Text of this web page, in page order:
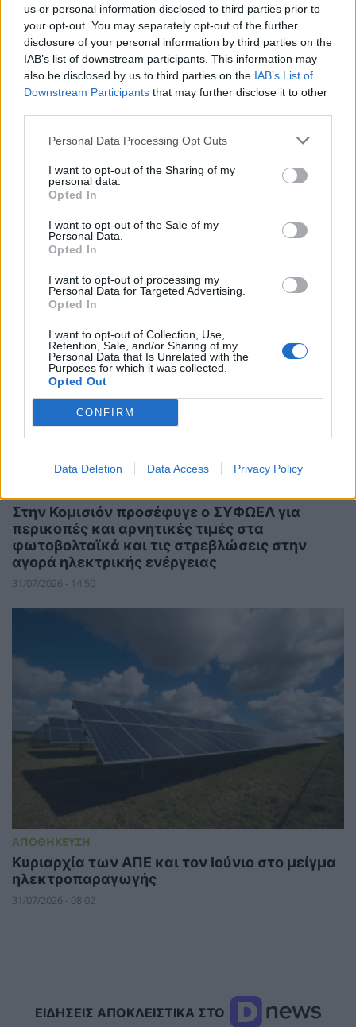
us or personal information disclosed to third parties prior to
your opt-out. You may separately opt-out of the further
disclosure of your personal information by third parties on the
IAB’s list of downstream participants. This information may
also be disclosed by us to third parties on the IAB’s List of
Downstream Participants that may further disclose it to other
Personal Data Processing Opt Outs
I want to opt-out of the Sharing of my
personal data.
Opted In
I want to opt-out of the Sale of my
Personal Data.
Opted In
I want to opt-out of processing my
Personal Data for Targeted Advertising.
Opted In
I want to opt-out of Collection, Use,
Retention, Sale, and/or Sharing of my
Personal Data that Is Unrelated with the
Purposes for which it was collected.
Opted Out
CONFIRM
Data Deletion Data Access Privacy Policy
Πέτη Πέρκα: Απροκάλυπτα σκανδαλώδες και
προκλητικά ατεκμηρίωτο το νομοσχέδιο του
ΥΠΕΝ
31/07/2026 - 15:22
Στην Κομισιόν προσέφυγε ο ΣΥΦΩΕΛ για
περικοπές και αρνητικές τιμές στα
φωτοβολταϊκά και τις στρεβλώσεις στην
αγορά ηλεκτρικής ενέργειας
31/07/2026 - 14:50
ΑΠΟΘΗΚΕΥΣΗ
Κυριαρχία των ΑΠΕ και τον Ιούνιο στο μείγμα
ηλεκτροπαραγωγής
31/07/2026 - 08:02
ΕΙΔΗΣΕΙΣ ΑΠΟΚΛΕΙΣΤΙΚΑ ΣΤΟ